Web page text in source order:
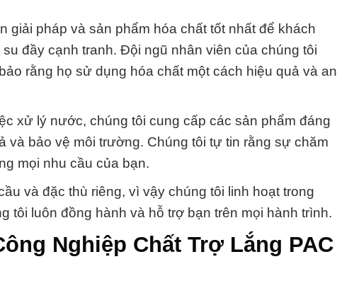
giải pháp và sản phẩm hóa chất tốt nhất để khách
đầy cạnh tranh. Đội ngũ nhân viên của chúng tôi
rằng họ sử dụng hóa chất một cách hiệu quả và an
xử lý nước, chúng tôi cung cấp các sản phẩm đáng
bảo vệ môi trường. Chúng tôi tự tin rằng sự chăm
mọi nhu cầu của bạn.
và đặc thù riêng, vì vậy chúng tôi linh hoạt trong
tôi luôn đồng hành và hỗ trợ bạn trên mọi hành trình.
Nghiệp Chất Trợ Lắng PAC